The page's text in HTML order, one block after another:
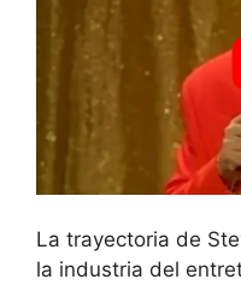
La trayectoria de
la industria del